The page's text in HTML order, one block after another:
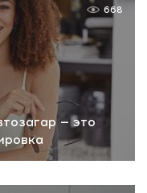
— это
668